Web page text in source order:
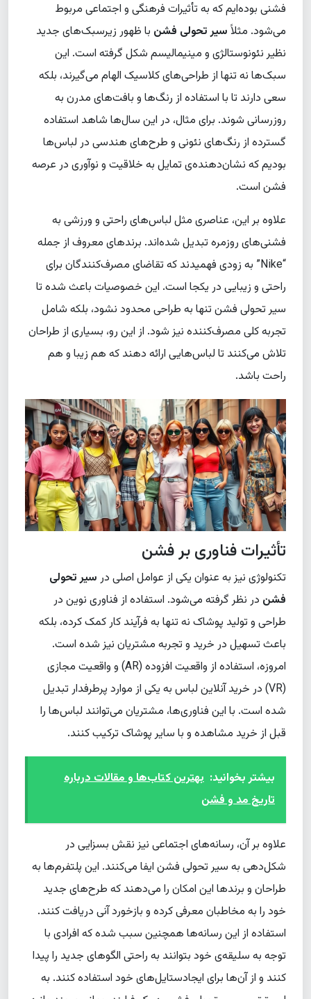
فشنی بوده‌ایم که به تأثیرات فرهنگی و اجتماعی مربوط
می‌شود. مثلاًسیر تحولی فشنبا ظهور زیرسبک‌های جدید
نظیر نئونوستالژی و مینیمالیسم شکل گرفته است. این
سبک‌ها نه تنها از طراحی‌های کلاسیک الهام می‌گیرند، بلکه
سعی دارند تا با استفاده از رنگ‌ها و بافت‌های مدرن به
روزرسانی شوند. برای مثال، در این سال‌ها شاهد استفاده
گسترده از رنگ‌های نئونی و طرح‌های هندسی در لباس‌ها
بودیم که نشان‌دهنده‌ی تمایل به خلاقیت و نوآوری در عرصه
فشن است.
علاوه بر این، عناصری مثل لباس‌های راحتی و ورزشی به
فشنی‌های روزمره تبدیل شده‌اند. برندهای معروف از جمله
“Nike” به زودی فهمیدند که تقاضای مصرف‌کنندگان برای
راحتی و زیبایی در یکجا است. این خصوصیات باعث شده تا
سیر تحولی فشن تنها به طراحی محدود نشود، بلکه شامل
تجربه کلی مصرف‌کننده نیز شود. از این رو، بسیاری از طراحان
تلاش می‌کنند تا لباس‌هایی ارائه دهند که هم زیبا و هم
راحت باشد.
تأثیرات فناوری بر فشن
تکنولوژی نیز به عنوان یکی از عوامل اصلی درسیر تحولی
فشندر نظر گرفته می‌شود. استفاده از فناوری نوین در
طراحی و تولید پوشاک نه تنها به فرآیند کار کمک کرده، بلکه
باعث تسهیل در خرید و تجربه مشتریان نیز شده است.
امروزه، استفاده از واقعیت افزوده (AR) و واقعیت مجازی
(VR) در خرید آنلاین لباس به یکی از موارد پرطرفدار تبدیل
شده است. با این فناوری‌ها، مشتریان می‌توانند لباس‌ها را
قبل از خرید مشاهده و با سایر پوشاک ترکیب کنند.
بیشتر بخوانید: بهترین کتاب‌ها و مقالات درباره
تاریخ مد و فشن
علاوه بر آن، رسانه‌های اجتماعی نیز نقش بسزایی در
شکل‌دهی به سیر تحولی فشن ایفا می‌کنند. این پلتفرم‌ها به
طراحان و برندها این امکان را می‌دهند که طرح‌های جدید
خود را به مخاطبان معرفی کرده و بازخورد آنی دریافت کنند.
استفاده از این رسانه‌ها همچنین سبب شده که افرادی با
توجه به سلیقه‌ی خود بتوانند به راحتی الگوهای جدید را پیدا
کنند و از آن‌ها برای ایجادستایل‌های خود استفاده کنند. به